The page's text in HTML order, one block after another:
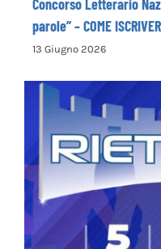
Concorso Letterario
parole” – COME
13 Giugno 2026
Rieti Sport